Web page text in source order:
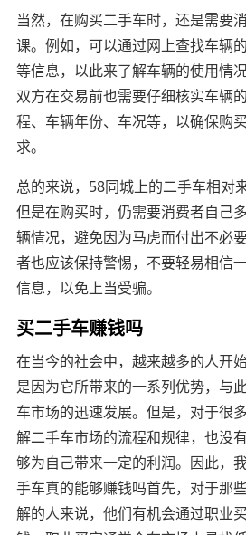
当然，在购买二手车时，还是需要
课。例如，可以通过网上查找车辆
等信息，以此来了解车辆的使用情
双方在交易前也需要仔细核实车辆
程、车辆年份、车况等，以确保购
求。
总的来说，58同城上的二手车相对
但是在购买时，仍需要消费者自己
辆情况，避免因为马虎而付出不必
者也应该保持警惕，不要轻易相信
信息，以免上当受骗。
买二手车赚钱吗
在当今的社会中，越来越多的人开
是因为它所带来的一系列优势，与
车市场的迅速发展。但是，对于很
解二手车市场的流程和规律，也没
够为自己带来一定的利润。因此，
手车真的能够赚钱吗首先，对于那
解的人来说，他们有机会通过职业